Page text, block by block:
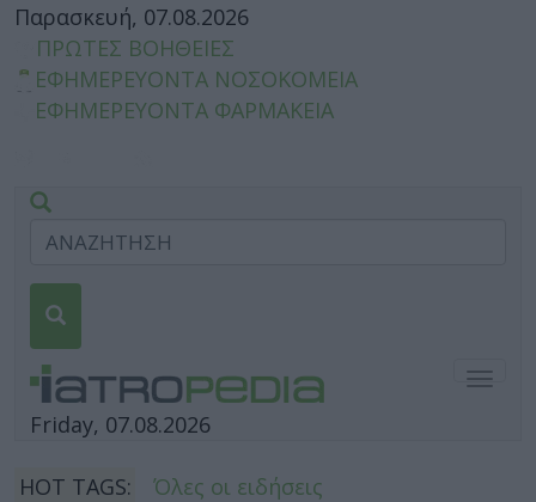
Παρασκευή, 07.08.2026
ΠΡΩΤΕΣ ΒΟΗΘΕΙΕΣ
ΕΦΗΜΕΡΕΥΟΝΤΑ ΝΟΣΟΚΟΜΕΙΑ
ΕΦΗΜΕΡΕΥΟΝΤΑ ΦΑΡΜΑΚΕΙΑ
Friday, 07.08.2026
HOT TAGS:
Όλες οι ειδήσεις